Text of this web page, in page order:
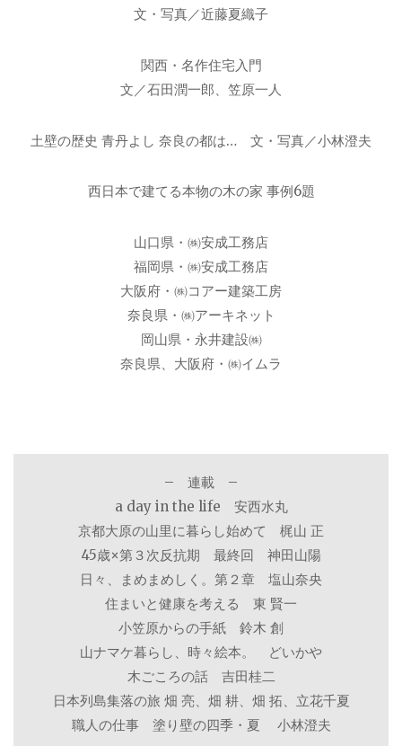
文・写真／近藤夏織子
関西・名作住宅入門
文／石田潤一郎、笠原一人
土壁の歴史 青丹よし 奈良の都は… 文・写真／小林澄夫
西日本で建てる本物の木の家 事例6題
山口県・㈱安成工務店
福岡県・㈱安成工務店
大阪府・㈱コアー建築工房
奈良県・㈱アーキネット
岡山県・永井建設㈱
奈良県、大阪府・㈱イムラ
– 連載 –
a day in the life 安西水丸
京都大原の山里に暮らし始めて 梶山 正
45歳×第３次反抗期 最終回 神田山陽
日々、まめまめしく。第２章 塩山奈央
住まいと健康を考える 東 賢一
小笠原からの手紙 鈴木 創
山ナマケ暮らし、時々絵本。 どいかや
木ごころの話 吉田桂二
日本列島集落の旅 畑 亮、畑 耕、畑 拓、立花千夏
職人の仕事 塗り壁の四季・夏 小林澄夫